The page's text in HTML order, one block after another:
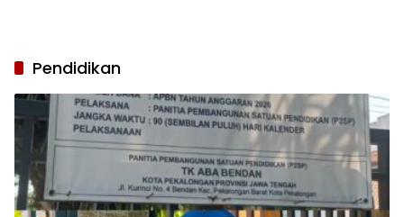
Pendidikan